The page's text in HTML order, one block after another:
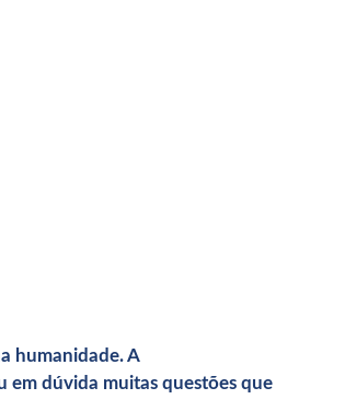
humanidade. A
em dúvida muitas questões que